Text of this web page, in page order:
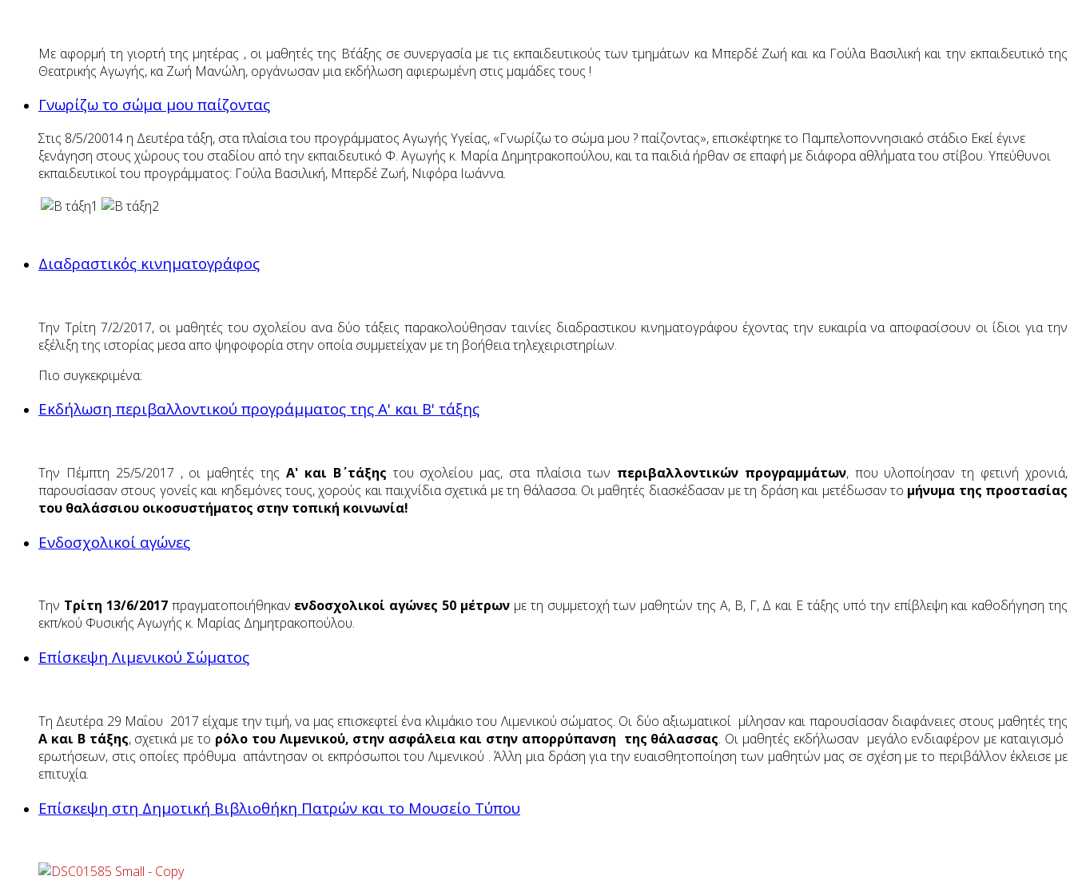
Με αφορμή τη γιορτή της μητέρας , οι μαθητές της Β΄τάξης σε συνεργασία με τις εκπαιδευτικούς των τμημάτων κα Μπερδέ Ζωή και κα Γούλα Βασιλική και την εκπαιδευτικό της
Θεατρικής Αγωγής, κα Ζωή Μανώλη, οργάνωσαν μια εκδήλωση αφιερωμένη στις μαμάδες τους !
Γνωρίζω το σώμα μου παίζοντας
Στις 8/5/20014 η Δευτέρα τάξη, στα πλαίσια του προγράμματος Αγωγής Υγείας, «Γνωρίζω το σώμα μου ? παίζοντας», επισκέφτηκε το Παμπελοποννησιακό στάδιο Εκεί έγινε
ξενάγηση στους χώρους του σταδίου από την εκπαιδευτικό Φ. Αγωγής κ. Μαρία Δημητρακοπούλου, και τα παιδιά ήρθαν σε επαφή με διάφορα αθλήματα του στίβου. Υπεύθυνοι
εκπαιδευτικοί του προγράμματος: Γούλα Βασιλική, Μπερδέ Ζωή, Νιφόρα Ιωάννα.
Διαδραστικός κινηματογράφος
Την Τρίτη 7/2/2017, οι μαθητές του σχολείου ανα δύο τάξεις παρακολούθησαν ταινίες διαδραστικου κινηματογράφου έχοντας την ευκαιρία να αποφασίσουν οι ίδιοι για την
εξέλιξη της ιστορίας μεσα απο ψηφοφορία στην οποία συμμετείχαν με τη βοήθεια τηλεχειριστηρίων.
Πιο συγκεκριμένα:
Εκδήλωση περιβαλλοντικού προγράμματος της Α' και Β' τάξης
Την Πέμπτη 25/5/2017 , οι μαθητές της Α' και Β΄ τάξης του σχολείου μας, στα πλαίσια των περιβαλλοντικών προγραμμάτων, που υλοποίησαν τη φετινή χρονιά,
παρουσίασαν στους γονείς και κηδεμόνες τους, χορούς και παιχνίδια σχετικά με τη θάλασσα. Οι μαθητές διασκέδασαν με τη δράση και μετέδωσαν το μήνυμα της προστασίας
του θαλάσσιου οικοσυστήματος στην τοπική κοινωνία!
Ενδοσχολικοί αγώνες
Την Τρίτη 13/6/2017πραγματοποιήθηκαν ενδοσχολικοί αγώνες 50 μέτρωνμε τη συμμετοχή των μαθητών της Α, Β, Γ, Δ και Ε τάξης υπό την επίβλεψη και καθοδήγηση της
εκπ/κού Φυσικής Αγωγής κ. Μαρίας Δημητρακοπούλου.
Επίσκεψη Λιμενικού Σώματος
Τη Δευτέρα 29 Μαΐου 2017 είχαμε την τιμή, να μας επισκεφτεί ένα κλιμάκιο του Λιμενικού σώματος. Οι δύο αξιωματικοί μίλησαν και παρουσίασαν διαφάνειες στους μαθητές της
Α και Β τάξης, σχετικά με το ρόλο του Λιμενικού, στην ασφάλεια και στην απορρύπανση της θάλασσας. Οι μαθητές εκδήλωσαν μεγάλο ενδιαφέρον με καταιγισμό
ερωτήσεων, στις οποίες πρόθυμα απάντησαν οι εκπρόσωποι του Λιμενικού . Άλλη μια δράση για την ευαισθητοποίηση των μαθητών μας σε σχέση με το περιβάλλον έκλεισε με
επιτυχία.
Επίσκεψη στη Δημοτική Βιβλιοθήκη Πατρών και το Μουσείο Τύπου